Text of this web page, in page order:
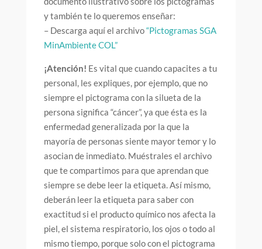
y también te lo queremos enseñar:
– Descarga aquí el archivo“Pictogramas SGA
MinAmbiente COL”
¡Atención! Es vital que cuando capacites a tu
personal, les expliques, por ejemplo, que no
siempre el pictograma con la silueta de la
persona significa “cáncer”, ya que ésta es la
enfermedad generalizada por la que la
mayoría de personas siente mayor temor y lo
asocian de inmediato. Muéstrales el archivo
que te compartimos para que aprendan que
siempre se debe leer la etiqueta. Así mismo,
deberán leer la etiqueta para saber con
exactitud si el producto químico nos afecta la
piel, el sistema respiratorio, los ojos o todo al
mismo tiempo, porque solo con el pictograma